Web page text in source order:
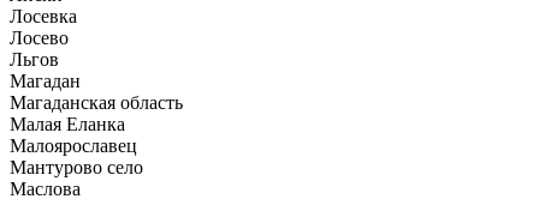
Лосевка
Лосево
Льгов
Магадан
Магаданская область
Малая Еланка
Малоярославец
Мантурово село
Маслова